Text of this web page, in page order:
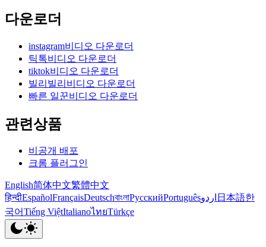
다운로더
instagram비디오 다운로더
틱톡비디오 다운로더
tiktok비디오 다운로더
빌리빌리비디오 다운로더
빠른 일꾼비디오 다운로더
관련상품
비공개 배포
크롬 플러그인
English简体中文繁體中文
हिन्दीEspañolFrançaisDeutschবাংলাРусскийPortuguêsاردو 日本語한
국어Tiếng ViệtItalianoไทยTürkçe